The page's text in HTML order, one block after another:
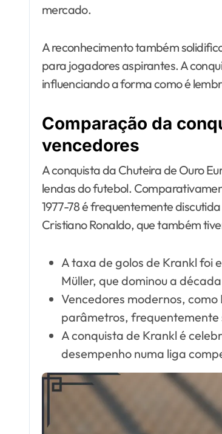
mercado.
A reconhecimento também
para jogadores aspirantes. A
influenciando a forma como é
Comparação da
vencedores
A conquista da Chuteira de Ouro
lendas do futebol.
1977-78 é frequentemente
Cristiano Ronaldo, que também
A taxa de golos de Krankl foi
Müller, que dominou a
Vencedores modernos,
parâmetros, frequentemente
A conquista de Krankl é
desempenho numa liga